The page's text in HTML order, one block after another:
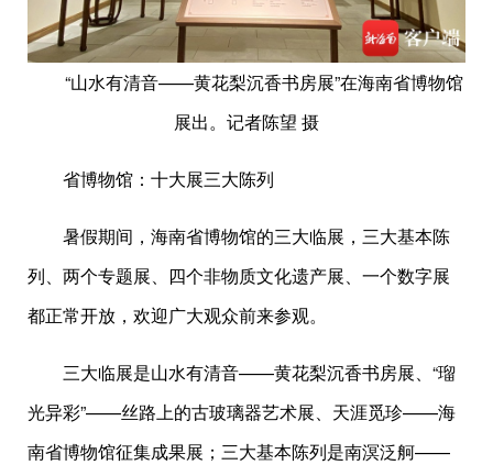
“山水有清音——黄花梨沉香书房展”在海南省博物馆
展出。记者陈望 摄
省博物馆：十大展三大陈列
暑假期间，海南省博物馆的三大临展，三大基本陈
列、两个专题展、四个非物质文化遗产展、一个数字展
都正常开放，欢迎广大观众前来参观。
三大临展是山水有清音——黄花梨沉香书房展、“瑠
光异彩”——丝路上的古玻璃器艺术展、天涯觅珍——海
南省博物馆征集成果展；三大基本陈列是南溟泛舸——